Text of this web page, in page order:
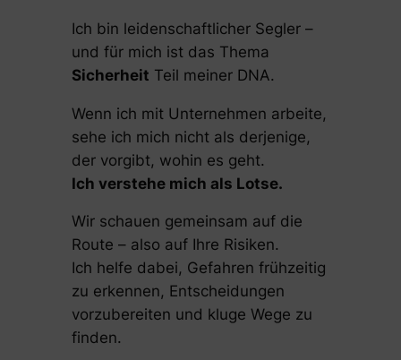
Ich bin leidenschaftlicher Segler –
und für mich ist das Thema
Sicherheit Teil meiner DNA.
Wenn ich mit Unternehmen arbeite,
sehe ich mich nicht als derjenige,
der vorgibt, wohin es geht.
Ich verstehe mich als Lotse.
Wir schauen gemeinsam auf die
Route – also auf Ihre Risiken.
Ich helfe dabei, Gefahren frühzeitig
zu erkennen, Entscheidungen
vorzubereiten und kluge Wege zu
finden.